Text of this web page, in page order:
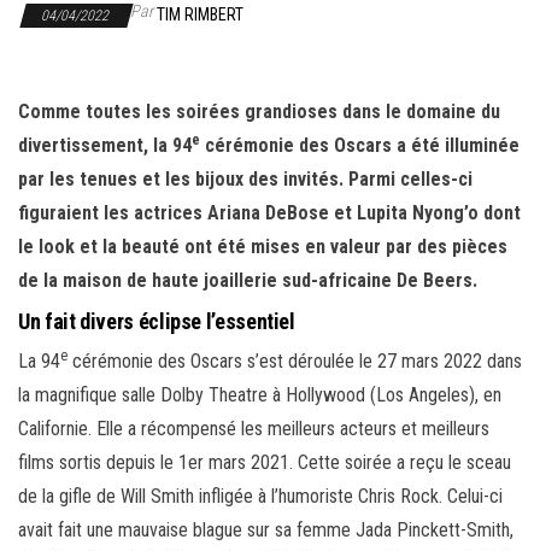
o
n
04/04/2022 ParTIM RIMBERT
Comme toutes les soirées grandioses dans le domaine du
divertissement, la 94e cérémonie des Oscars a été illuminée
par les tenues et les bijoux des invités. Parmi celles-ci
figuraient les actrices Ariana DeBose et Lupita Nyong’o dont
le look et la beauté ont été mises en valeur par des pièces
de la maison de haute joaillerie sud-africaine De Beers.
Un fait divers éclipse l’essentiel
La 94e cérémonie des Oscars s’est déroulée le 27 mars 2022 dans
la magnifique salle Dolby Theatre à Hollywood (Los Angeles), en
Californie. Elle a récompensé les meilleurs acteurs et meilleurs
films sortis depuis le 1er mars 2021. Cette soirée a reçu le sceau
de la gifle de Will Smith infligée à l’humoriste Chris Rock. Celui-ci
avait fait une mauvaise blague sur sa femme Jada Pinckett-Smith,